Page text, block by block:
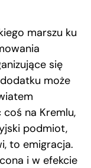
marszu ku
się
może
na Kremlu,
podmiot,
to emigracja.
i w efekcie